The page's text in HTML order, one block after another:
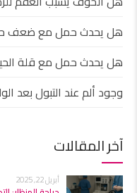
هل يحدث حمل مع ضعف
هل يحدث حمل مع قلة
وجود ألم عند التبول بعد
آخر المقالات
أبريل 22, 2025